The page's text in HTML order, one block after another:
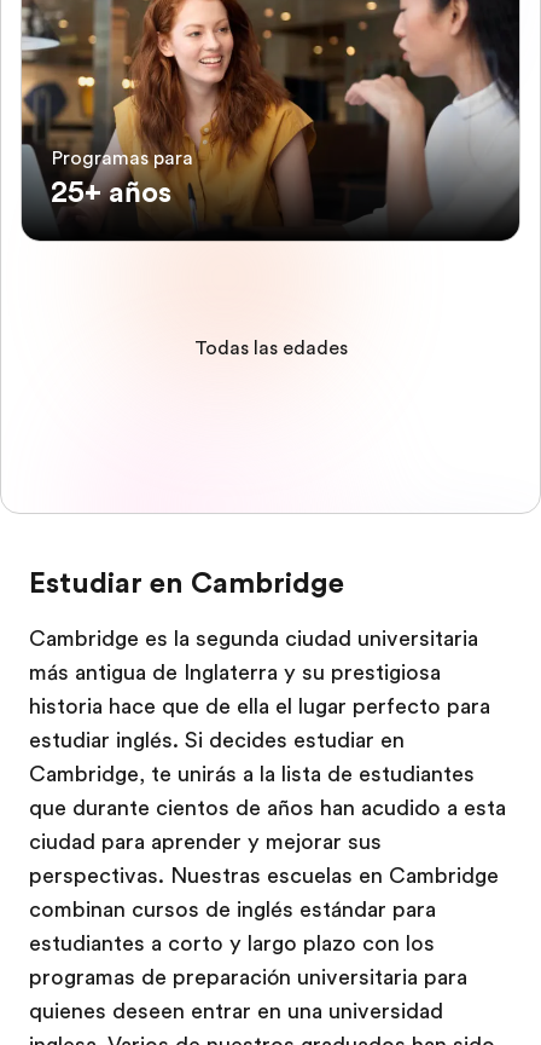
Programas para
25+ años
Todas las edades
Estudiar en Cambridge
Cambridge es la segunda ciudad universitaria
más antigua de Inglaterra y su prestigiosa
historia hace que de ella el lugar perfecto para
estudiar inglés. Si decides estudiar en
Cambridge, te unirás a la lista de estudiantes
que durante cientos de años han acudido a esta
ciudad para aprender y mejorar sus
perspectivas. Nuestras escuelas en Cambridge
combinan cursos de inglés estándar para
estudiantes a corto y largo plazo con los
programas de preparación universitaria para
quienes deseen entrar en una universidad